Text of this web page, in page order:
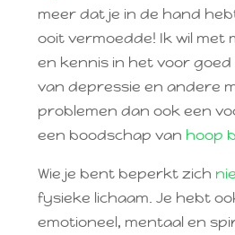
meer dat je in de hand
ooit vermoedde! Ik wil met
en kennis in het voor
van depressie en andere
problemen dan ook een
een boodschap van hoop
Wie je bent beperkt zich
fysieke lichaam. Je hebt
emotioneel, mentaal en